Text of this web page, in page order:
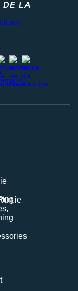
DE LA
stravayoutube